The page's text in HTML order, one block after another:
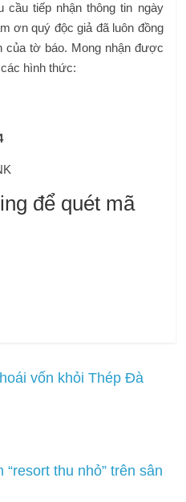
tiếp nhận thông tin ngày
ơn quý độc giả đã luôn đồng
của tờ báo. Mong nhận được
hình thức:
để quét mã
vốn khỏi Thép Đà
thu nhỏ” trên sân